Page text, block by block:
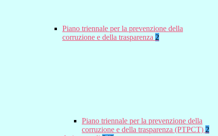
Piano triennale per la prevenzione della
corruzione e della trasparenza 2
Piano triennale per la prevenzione della
corruzione e della trasparenza (PTPCT) 2